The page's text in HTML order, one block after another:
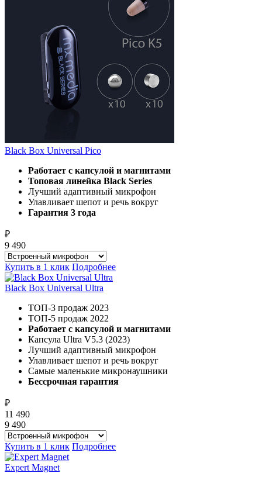
Black Box Universal Pico
Работает с капсулой и магнитами
Топовая линейка Black Series
Лучший адаптивный микрофон
Улавливает шепот и речь вокруг
Гарантия 3 года
₽
9 490
Купить в 1 клик Подробнее
Black Box Universal Ultra
ТОП-3 продаж 2023
ТОП-5 продаж 2022
Работает с капсулой и магнитами
Капсула Ultra V5.3 (2023)
Лучший адаптивный микрофон
Улавливает шепот и речь вокруг
Самые маленькие микронаушники
Бессрочная гарантия
₽
11 490
9 490
Купить в 1 клик Подробнее
Expert Magnet